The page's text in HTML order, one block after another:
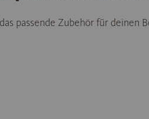
passende Zubehör für deinen